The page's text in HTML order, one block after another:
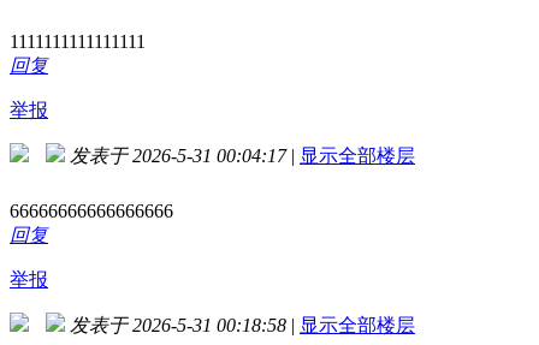
1111111111111111
回复
举报
发表于 2026-5-31 00:04:17 | 显示全部楼层
66666666666666666
回复
举报
发表于 2026-5-31 00:18:58 | 显示全部楼层